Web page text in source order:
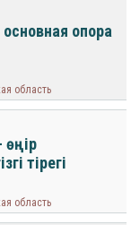
опора
область
тірегі
область